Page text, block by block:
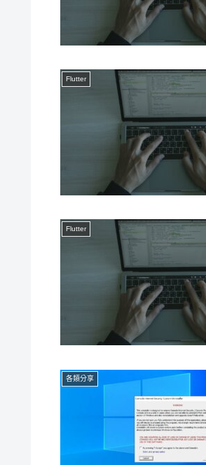
Flutter
Flutter
各類分享